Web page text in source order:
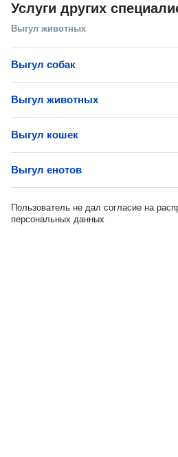
Услуги других
Выгул животных
Выгул собак
Выгул животных
Выгул кошек
Выгул енотов
Пользователь не дал согласие на
персональных данных